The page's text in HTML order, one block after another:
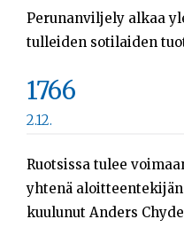
Perunanviljely alkaa
tulleiden sotilaiden
1766
2.12.
Ruotsissa tulee
yhtenä
kuulunut Anders